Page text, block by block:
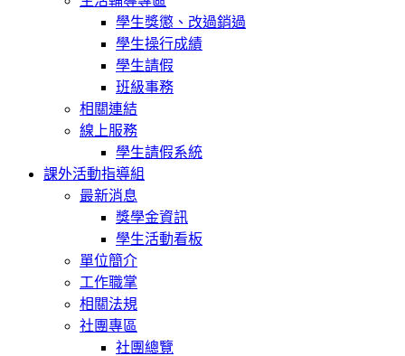
學生獎懲、改過銷過
學生操行成績
學生請假
班級事務
相關連結
線上服務
學生請假系統
課外活動指導組
最新消息
獎學金資訊
學生活動看板
單位簡介
工作職掌
相關法規
社團專區
社團總覽